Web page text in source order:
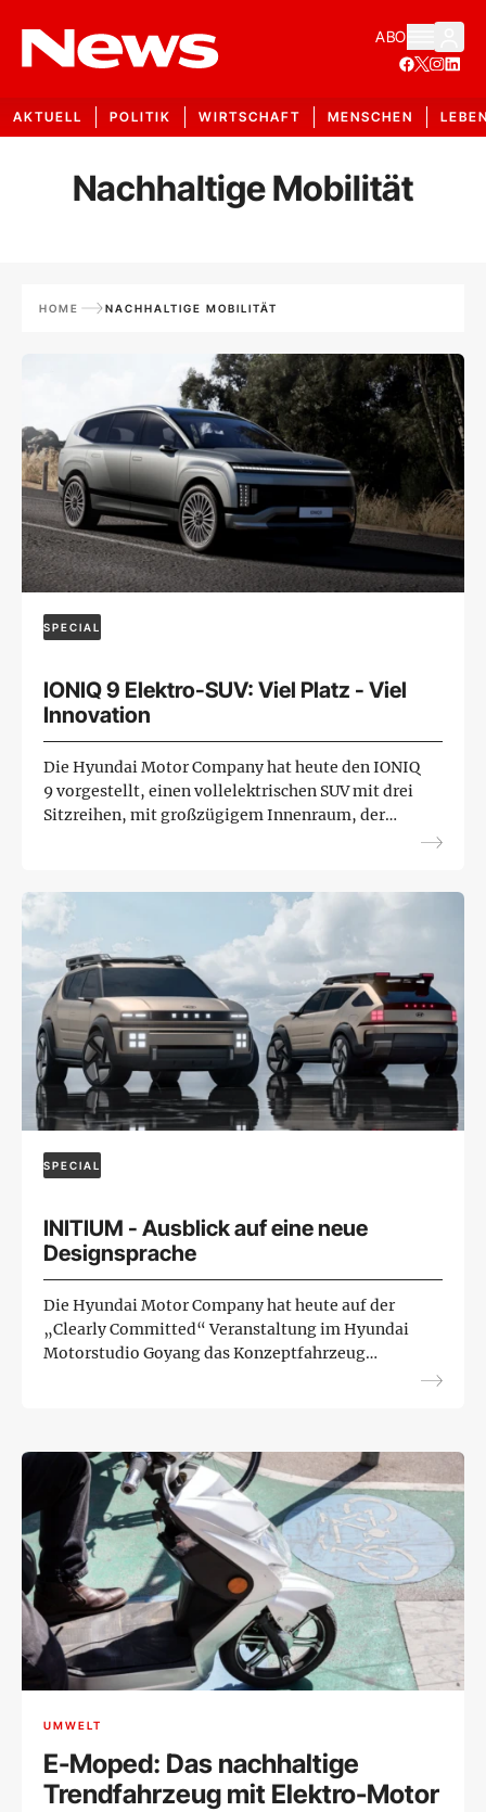
ABO
AKTUELL POLITIK WIRTSCHAFT MENSCHEN
Nachhaltige Mobilität
HOME NACHHALTIGE MOBILITÄT
SPECIAL
IONIQ 9 Elektro-SUV: Viel Platz - Viel
Innovation
Die Hyundai Motor Company hat heute den IONIQ
9 vorgestellt, einen vollelektrischen SUV mit drei
Sitzreihen, mit großzügigem Innenraum, der
SPECIAL
INITIUM - Ausblick auf eine neue
Designsprache
Die Hyundai Motor Company hat heute auf der
„Clearly Committed“ Veranstaltung im Hyundai
Motorstudio Goyang das Konzeptfahrzeug
UMWELT
E-Moped: Das nachhaltige
Trendfahrzeug mit Elektro-Motor